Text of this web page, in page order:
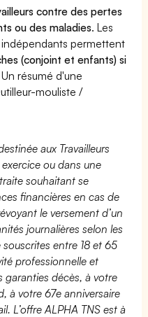
contre des pertes
ou des maladies. Les
permettent
(conjoint et enfants) si
Un résumé d'une
mouliste /
aux Travailleurs
ou dans une
souhaitant se
financières en cas de
le versement d’un
journalières selon les
entre 18 et 65
professionnelle et
garanties décès, à votre
à votre 67e anniversaire
L’offre ALPHA TNS est à